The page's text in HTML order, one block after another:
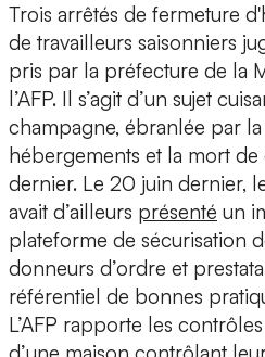
Trois arrêtés de fermeture
de travailleurs saisonniers
pris par la préfecture de la
l’AFP. Il s’agit d’un sujet
champagne, ébranlée par
hébergements et la mort
dernier. Le 20 juin dernier,
avait d’ailleurs présenté un
plateforme de sécurisation
donneurs d’ordre et
référentiel de bonnes
L’AFP rapporte les